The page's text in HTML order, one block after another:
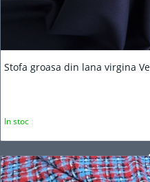
Stofa groasa din lana virgina
In stoc